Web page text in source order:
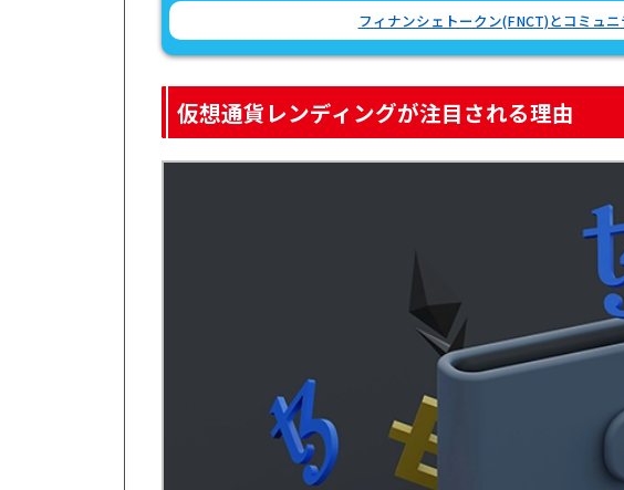
フィナンシェトークン(FNCT)とコミュ
仮想通貨レンディングが注目される理由